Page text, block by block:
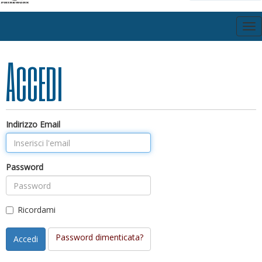
Accedi
Indirizzo Email
Password
Ricordami
Password dimenticata?